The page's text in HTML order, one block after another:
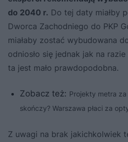
do 2040 r. Do tej daty miałby
Dworca Zachodniego do PKP
miałaby zostać wybudowana
odniosło się jednak jak na
ta jest mało prawdopodobna.
Zobacz też: Projekty metra za
skończy? Warszawa płaci za
Z uwagi na brak jakichkolwiek